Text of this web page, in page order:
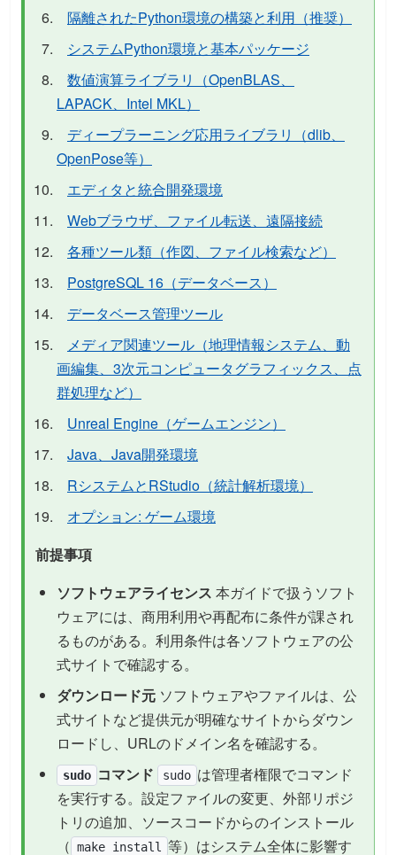
隔離されたPython環境の構築と利用（推奨）
システムPython環境と基本パッケージ
数値演算ライブラリ（OpenBLAS、
LAPACK、Intel MKL）
ディープラーニング応用ライブラリ（dlib、
OpenPose等）
エディタと統合開発環境
Webブラウザ、ファイル転送、遠隔接続
各種ツール類（作図、ファイル検索など）
PostgreSQL 16（データベース）
データベース管理ツール
メディア関連ツール（地理情報システム、動
画編集、3次元コンピュータグラフィックス、点
群処理など）
Unreal Engine（ゲームエンジン）
Java、Java開発環境
RシステムとRStudio（統計解析環境）
オプション: ゲーム環境
前提事項
ソフトウェアライセンス 本ガイドで扱うソフト
ウェアには、商用利用や再配布に条件が課され
るものがある。利用条件は各ソフトウェアの公
式サイトで確認する。
ダウンロード元 ソフトウェアやファイルは、公
式サイトなど提供元が明確なサイトからダウン
ロードし、URLのドメイン名を確認する。
sudo コマンド sudo は管理者権限でコマンド
を実行する。設定ファイルの変更、外部リポジ
トリの追加、ソースコードからのインストール
（ make install 等）はシステム全体に影響す